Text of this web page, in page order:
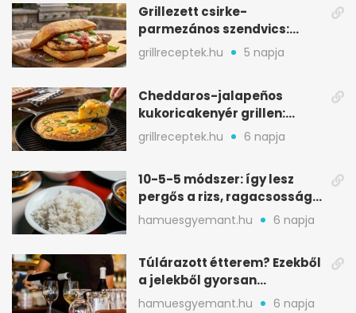
Grillezett csirke-
parmezános szendvics:
ropogós csirke, olvadó sajt
grillreceptek.hu 5 napja
Cheddaros-jalapeños
kukoricakenyér grillen:
ropogós alj, puha belső
grillreceptek.hu 6 napja
10-5-5 módszer: így lesz
pergős a rizs, ragacsosság
nélkül
hamuesgyemant.hu 6 napja
Túlárazott étterem? Ezekből
a jelekből gyorsan
észreveheted
hamuesgyemant.hu 6 napja